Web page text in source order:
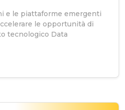
e le piattaforme emergenti
le opportunità di
tecnologico Data